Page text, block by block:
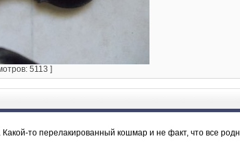
5113 ]
то перелакированный кошмар и не факт, что все